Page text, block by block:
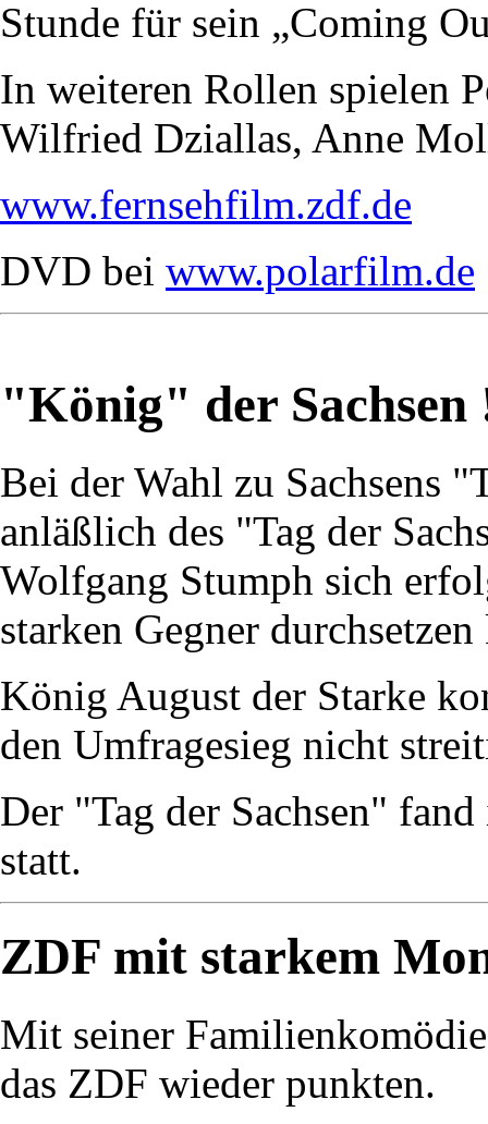
Stunde für sein „Coming
In weiteren Rollen spielen
Wilfried Dziallas, Anne
www.fernsehfilm.zdf.de
DVD bei www.polarfilm.de
"König" der Sachsen
Bei der Wahl zu Sachsens
anläßlich des "Tag der
Wolfgang Stumph sich
starken Gegner
König August der Starke
den Umfragesieg nicht
Der "Tag der Sachsen"
statt.
ZDF mit starkem
Mit seiner
das ZDF wieder punkten.